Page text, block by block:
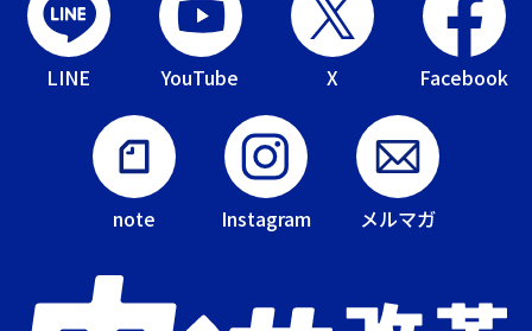
LINE YouTube X Facebook
note Instagram メルマガ